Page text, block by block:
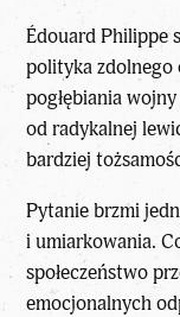
Édouard Philippe
polityka zdolnego
pogłębiania
od radykalnej
bardziej
Pytanie brzmi
i umiarkowania.
społeczeństwo
emocjonalnych